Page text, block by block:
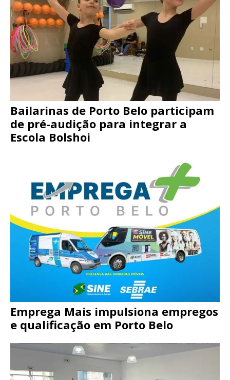
Bailarinas de Porto Belo participam
de pré-audição para integrar a
Escola Bolshoi
Emprega Mais impulsiona empregos
e qualificação em Porto Belo